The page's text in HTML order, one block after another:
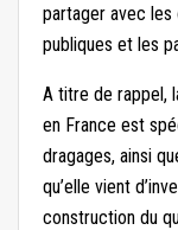
partager avec les
publiques et les
A titre de rappel,
en France est
dragages, ainsi
qu’elle vient
construction du